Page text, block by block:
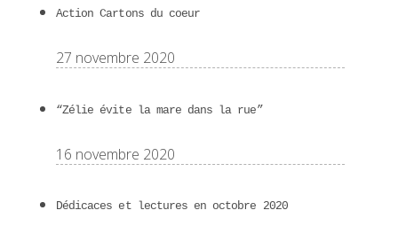
Action Cartons du coeur
27 novembre 2020
“Zélie évite la mare dans la rue”
16 novembre 2020
Dédicaces et lectures en octobre 2020